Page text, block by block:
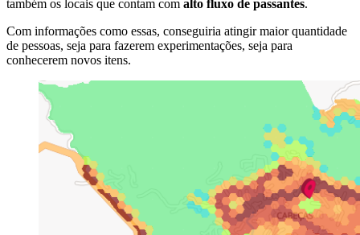
também os locais que contam com alto fluxo de passantes.
Com informações como essas, conseguiria atingir maior quantidade
de pessoas, seja para fazerem experimentações, seja para
conhecerem novos itens.